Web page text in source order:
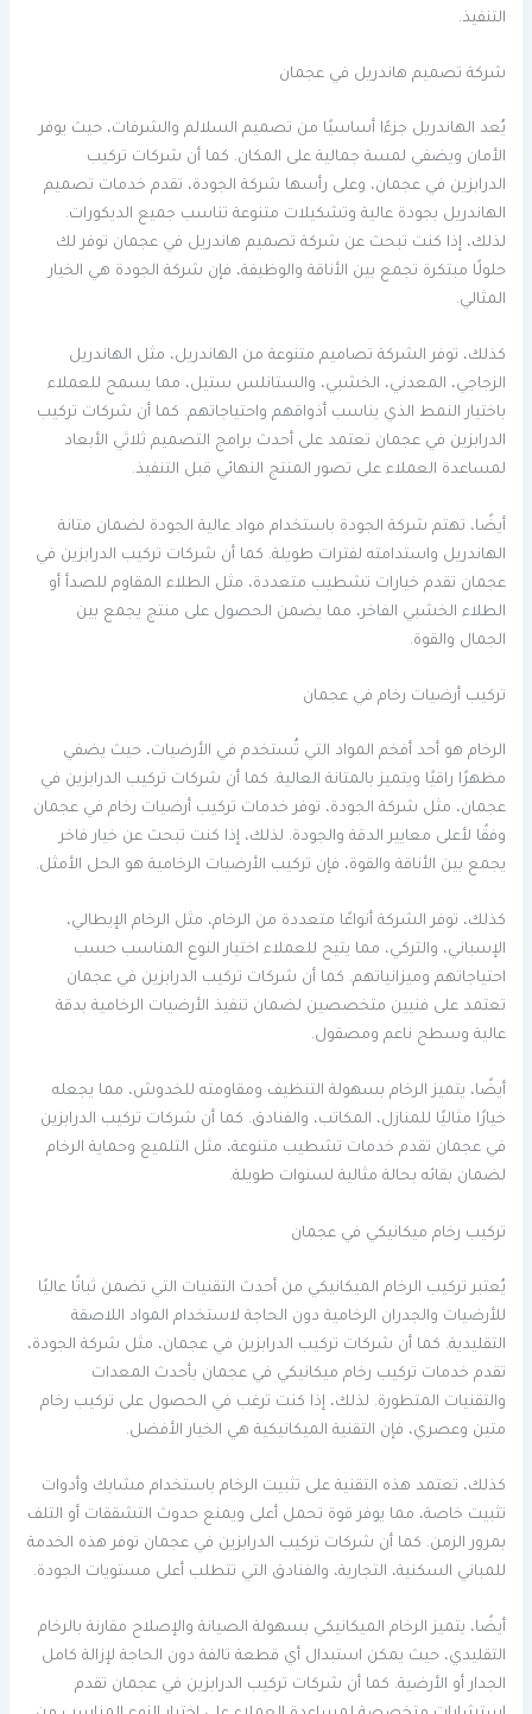
التنفيذ.
شركة تصميم هاندريل في عجمان
يُعد الهاندريل جزءًا أساسيًا من تصميم السلالم والشرفات، حيث يوفر
الأمان ويضفي لمسة جمالية على المكان. كما أن شركات تركيب
الدرابزين في عجمان، وعلى رأسها شركة الجودة، تقدم خدمات تصميم
الهاندريل بجودة عالية وتشكيلات متنوعة تناسب جميع الديكورات.
لذلك، إذا كنت تبحث عن شركة تصميم هاندريل في عجمان توفر لك
حلولًا مبتكرة تجمع بين الأناقة والوظيفة، فإن شركة الجودة هي الخيار
المثالي.
كذلك، توفر الشركة تصاميم متنوعة من الهاندريل، مثل الهاندريل
الزجاجي، المعدني، الخشبي، والستانلس ستيل، مما يسمح للعملاء
باختيار النمط الذي يناسب أذواقهم واحتياجاتهم. كما أن شركات تركيب
الدرابزين في عجمان تعتمد على أحدث برامج التصميم ثلاثي الأبعاد
لمساعدة العملاء على تصور المنتج النهائي قبل التنفيذ.
أيضًا، تهتم شركة الجودة باستخدام مواد عالية الجودة لضمان متانة
الهاندريل واستدامته لفترات طويلة. كما أن شركات تركيب الدرابزين في
عجمان تقدم خيارات تشطيب متعددة، مثل الطلاء المقاوم للصدأ أو
الطلاء الخشبي الفاخر، مما يضمن الحصول على منتج يجمع بين
الجمال والقوة.
تركيب أرضيات رخام في عجمان
الرخام هو أحد أفخم المواد التي تُستخدم في الأرضيات، حيث يضفي
مظهرًا راقيًا ويتميز بالمتانة العالية. كما أن شركات تركيب الدرابزين في
عجمان، مثل شركة الجودة، توفر خدمات تركيب أرضيات رخام في عجمان
وفقًا لأعلى معايير الدقة والجودة. لذلك، إذا كنت تبحث عن خيار فاخر
يجمع بين الأناقة والقوة، فإن تركيب الأرضيات الرخامية هو الحل الأمثل.
كذلك، توفر الشركة أنواعًا متعددة من الرخام، مثل الرخام الإيطالي،
الإسباني، والتركي، مما يتيح للعملاء اختيار النوع المناسب حسب
احتياجاتهم وميزانياتهم. كما أن شركات تركيب الدرابزين في عجمان
تعتمد على فنيين متخصصين لضمان تنفيذ الأرضيات الرخامية بدقة
عالية وسطح ناعم ومصقول.
أيضًا، يتميز الرخام بسهولة التنظيف ومقاومته للخدوش، مما يجعله
خيارًا مثاليًا للمنازل، المكاتب، والفنادق. كما أن شركات تركيب الدرابزين
في عجمان تقدم خدمات تشطيب متنوعة، مثل التلميع وحماية الرخام
لضمان بقائه بحالة مثالية لسنوات طويلة.
تركيب رخام ميكانيكي في عجمان
يُعتبر تركيب الرخام الميكانيكي من أحدث التقنيات التي تضمن ثباتًا عاليًا
للأرضيات والجدران الرخامية دون الحاجة لاستخدام المواد اللاصقة
التقليدية. كما أن شركات تركيب الدرابزين في عجمان، مثل شركة الجودة،
تقدم خدمات تركيب رخام ميكانيكي في عجمان بأحدث المعدات
والتقنيات المتطورة. لذلك، إذا كنت ترغب في الحصول على تركيب رخام
متين وعصري، فإن التقنية الميكانيكية هي الخيار الأفضل.
كذلك، تعتمد هذه التقنية على تثبيت الرخام باستخدام مشابك وأدوات
تثبيت خاصة، مما يوفر قوة تحمل أعلى ويمنع حدوث التشققات أو التلف
بمرور الزمن. كما أن شركات تركيب الدرابزين في عجمان توفر هذه الخدمة
للمباني السكنية، التجارية، والفنادق التي تتطلب أعلى مستويات الجودة.
أيضًا، يتميز الرخام الميكانيكي بسهولة الصيانة والإصلاح مقارنة بالرخام
التقليدي، حيث يمكن استبدال أي قطعة تالفة دون الحاجة لإزالة كامل
الجدار أو الأرضية. كما أن شركات تركيب الدرابزين في عجمان تقدم